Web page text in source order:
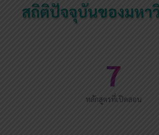
สถิติปัจจุบันของมหา
7
หลักสูตรที่เปิดสอน